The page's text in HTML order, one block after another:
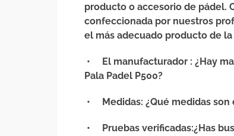
producto o accesorio de pádel.
confeccionada por nuestros
el más adecuado producto de
• El manufacturador : ¿Hay
Pala Padel P500?
• Medidas: ¿Qué medidas
• Pruebas verificadas:¿Has